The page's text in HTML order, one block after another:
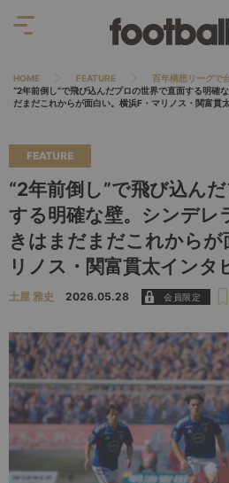
HOME FEATURE
百年構想リーグで
“2年前倒し”で飛び込んだプロの世界で直面する明確
だまだこれからが面白い。横浜F・マリノス・関富貫
FEATURE
“2年前倒し”で飛び込ん
する明確な壁。シンデレ
きはまだまだこれからが
リノス・関富貫太インタ
土屋 雅史 2026.05.28